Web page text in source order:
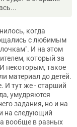
когда
с любимым
И на этом
который за
некоторым, такое
материал до детей.
И тут же - старший
умудряются
задания, но и на
на следующий
а вообще в разных